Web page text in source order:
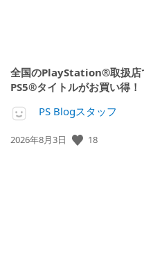
全国のPlayStation®取扱店
PS5®タイトルがお買い得！
PS Blogスタッフ
公
2026年8月3日 18